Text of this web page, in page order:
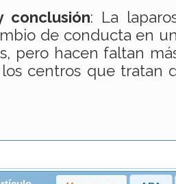
conclusión: La
de conducta en
pero hacen faltan
centros que tratan